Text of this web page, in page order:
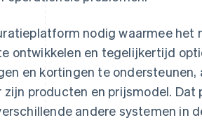
nodig waarmee het
ontwikkelen en tegelijkertijd
en kortingen te
zijn producten en prijsmodel.
andere systemen in